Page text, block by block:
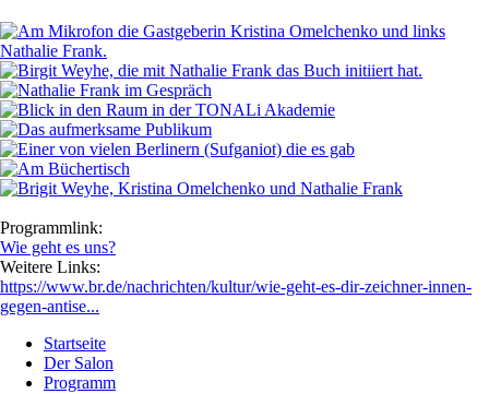
Programmlink:
Wie geht es uns?
Weitere Links:
https://www.br.de/nachrichten/kultur/wie-geht-es-dir-zeichner-innen-
gegen-antise...
Startseite
Der Salon
Programm